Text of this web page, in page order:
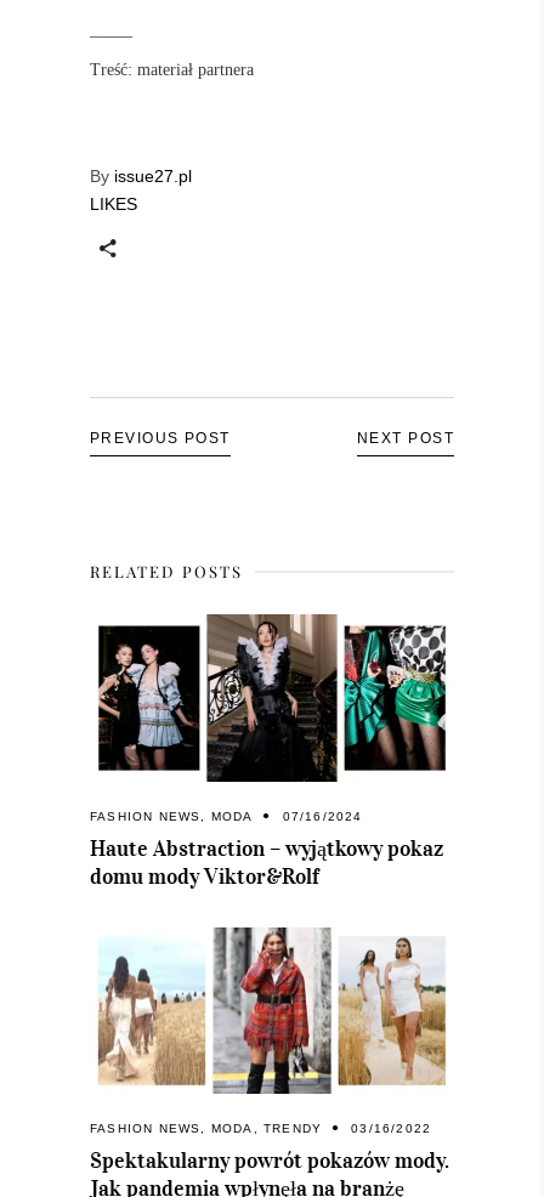
Treść: materiał partnera
By issue27.pl
LIKES
PREVIOUS POST NEXT POST
RELATED POSTS
FASHION NEWS MODA 07/16/2024
Haute Abstraction – wyjątkowy pokaz
domu mody Viktor&Rolf
FASHION NEWS, MODA ,TRENDY 03/16/2022
Spektakularny powrót pokazów mody.
Jak pandemia wpłynęła na branżę